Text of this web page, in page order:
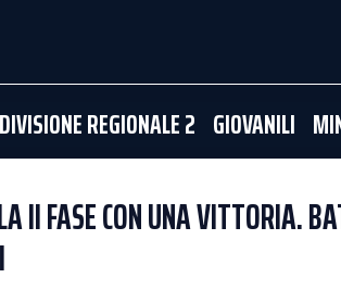
DIVISIONE REGIONALE 2 GIOVANILI
II FASE CON UNA VITTORIA.